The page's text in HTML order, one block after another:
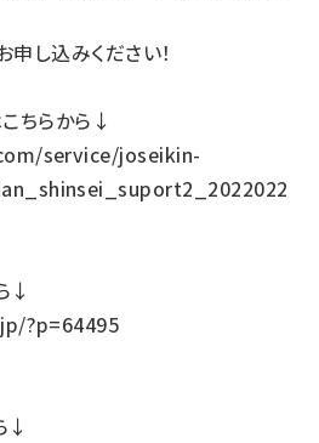
し込みください！
ちらから↓
service/joseikin-
↓
?p=64495
↓